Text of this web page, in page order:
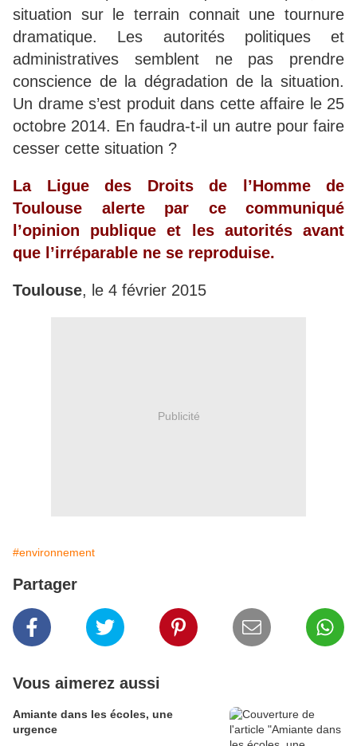
situation sur le terrain connait une tournure
dramatique. Les autorités politiques et
administratives semblent ne pas prendre
conscience de la dégradation de la situation.
Un drame s’est produit dans cette affaire le 25
octobre 2014. En faudra-t-il un autre pour faire
cesser cette situation ?
La Ligue des Droits de l’Homme de
Toulouse alerte par ce communiqué
l’opinion publique et les autorités avant
que l’irréparable ne se reproduise.
Toulouse, le 4 février 2015
Publicité
#environnement
Partager
Vous aimerez aussi
Amiante dans les écoles, une
urgence